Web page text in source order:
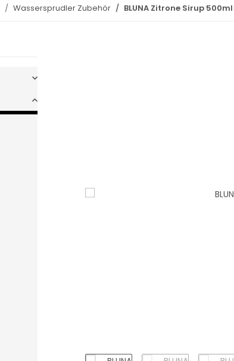
Wassersprudler Zubehör BLUNA Zitrone Sirup